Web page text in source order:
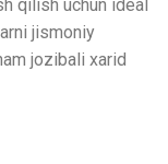
qilish uchun ideal
jismoniy
jozibali xarid